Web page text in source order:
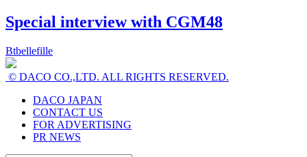
Special interview with CGM48
Btbellefille
© DACO CO.,LTD. ALL RIGHTS RESERVED.
DACO JAPAN
CONTACT US
FOR ADVERTISING
PR NEWS